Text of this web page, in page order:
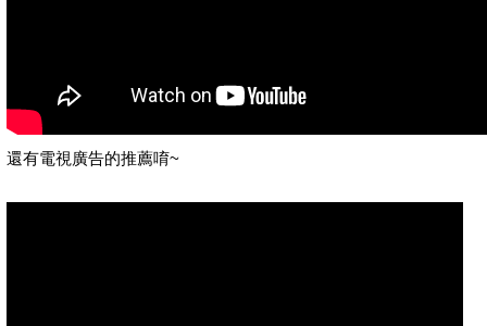
還有電視廣告的推薦唷~